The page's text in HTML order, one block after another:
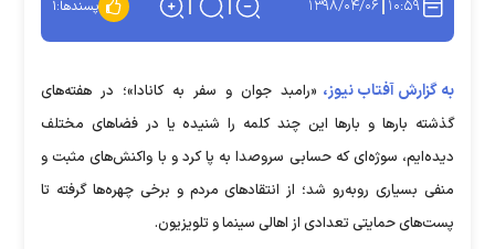
۱۰:۵۹ ۱۳۹۸/۰۴/۰۶ پسندها:۱
به گزارش آفتاب نیوز، «رامبد جوان و سفر به کانادا»؛ در هفته‌های
گذشته بارها و بارها این چند کلمه را شنیده یا در فضاهای مختلف
دیده‌ایم، سوژه‌ای که حسابی سروصدا به پا کرد و با واکنش‌های مثبت و
منفی بسیاری روبه‌رو شد؛ از انتقادهای مردم و برخی چهره‌ها گرفته تا
پست‌های حمایتی تعدادی از اهالی سینما و تلویزیون.